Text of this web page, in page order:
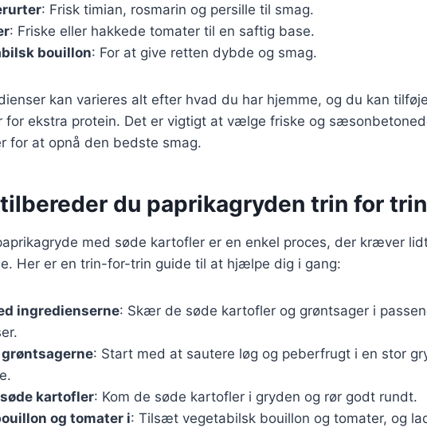
: Frisk timian, rosmarin og persille til smag.
: Friske eller hakkede tomater til en saftig base.
bouillon: For at give retten dybde og smag.
kan varieres alt efter hvad du har hjemme, og du kan
ekstra protein. Det er vigtigt at vælge friske og
for at opnå den bedste smag.
du paprikagryden trin for trin
med søde kartofler er en enkel proces, der kræver
Her er en trin-for-trin guide til at hjælpe dig i gang:
ingredienserne: Skær de søde kartofler og grøntsager i
: Start med at sautere løg og peberfrugt i en stor
kartofler: Kom de søde kartofler i gryden og rør godt rundt.
og tomater i: Tilsæt vegetabilsk bouillon og tomater, og